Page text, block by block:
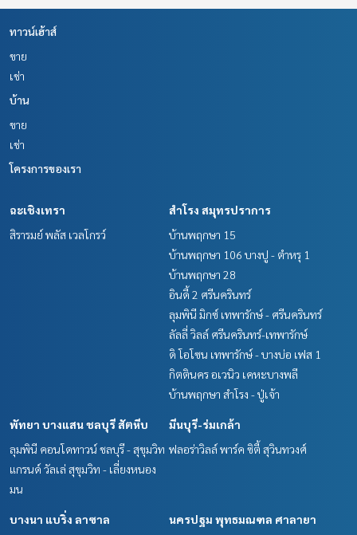
ทาวน์เฮ้าส์
ขาย
เช่า
บ้าน
ขาย
เช่า
โครงการของเรา
ฉะเชิงเทรา
สิรารมย์ พลัส เวลโกรว์
สำโรง สมุทรปราการ
บ้านพฤกษา 15
บ้านพฤกษา 106 บางปู - ตำหรุ 1
บ้านพฤกษา 28
อินดี้ 2 ศรีนครินทร์
ลุมพินี มิกซ์ เทพารักษ์ - ศรีนครินทร์
ลัลลี่ วิลล์ ศรีนครินทร์-เทพารักษ์
ดิ โอโซน เทพารักษ์ - บางบ่อ เฟส 1
กิตตินคร อเวนิว เคหะบางพลี
บ้านพฤกษา สำโรง - ปู่เจ้า
พัทยา บางแสน ชลบุรี สัตหีบ
ลุมพินี คอนโดทาวน์ ชลบุรี - สุขุมวิท
แกรนด์ วัลเล่ สุขุมวิท - เลี่ยงหนอง
มน
มีนบุรี-ร่มเกล้า
ฟลอร่าวิลล์ พาร์ค ซิตี้ สุวินทวงศ์
บางนา แบริ่ง ลาซาล นครปฐม พุทธมณฑล ศาลายา